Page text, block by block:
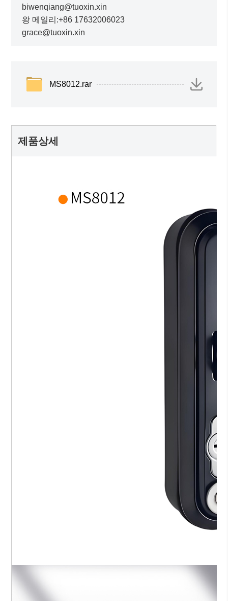
biwenqiang@tuoxin.xin
왕 메일리:+86 17632006023
grace@tuoxin.xin
MS8012.rar
제품상세